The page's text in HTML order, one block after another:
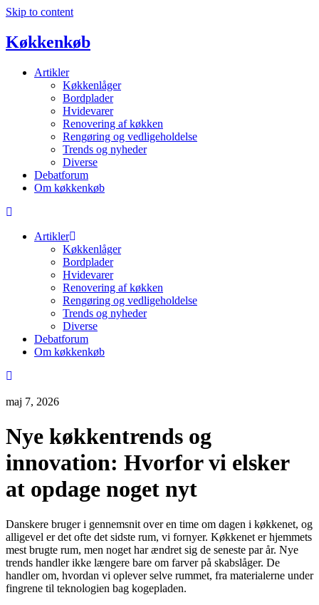
Skip to content
Køkkenkøb
Artikler
Køkkenlåger
Bordplader
Hvidevarer
Renovering af køkken
Rengøring og vedligeholdelse
Trends og nyheder
Diverse
Debatforum
Om køkkenkøb
Artikler
Køkkenlåger
Bordplader
Hvidevarer
Renovering af køkken
Rengøring og vedligeholdelse
Trends og nyheder
Diverse
Debatforum
Om køkkenkøb
maj 7, 2026
Nye køkkentrends og
innovation: Hvorfor vi elsker
at opdage noget nyt
Danskere bruger i gennemsnit over en time om dagen i køkkenet, og
alligevel er det ofte det sidste rum, vi fornyer. Køkkenet er hjemmets
mest brugte rum, men noget har ændret sig de seneste par år. Nye
trends handler ikke længere bare om farver på skabslåger. De
handler om, hvordan vi oplever selve rummet, fra materialerne under
fingrene til teknologien bag kogepladen.